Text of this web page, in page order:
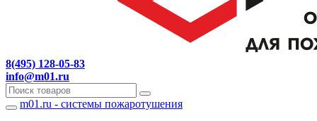
8(495) 128-05-83
info@m01.ru
Навигация
m01.ru - системы пожаротушения